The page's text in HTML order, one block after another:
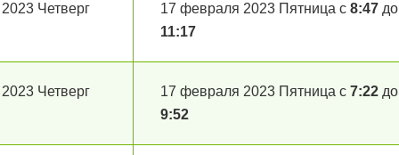
Четверг
17 февраля 2023 Пятница с 8:47 до
11:17
Четверг
17 февраля 2023 Пятница с 7:22 до
9:52